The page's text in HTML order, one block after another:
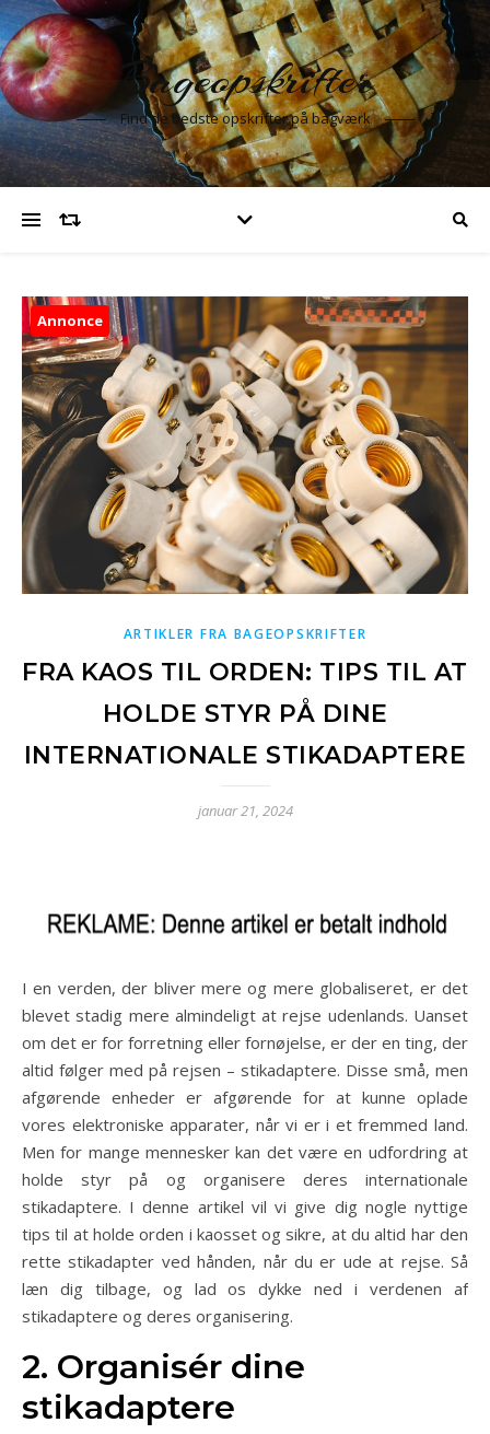
Bageopskrifter
Find de bedste opskrifter på bagværk
Annonce
ARTIKLER FRA BAGEOPSKRIFTER
FRA KAOS TIL ORDEN: TIPS TIL AT
HOLDE STYR PÅ DINE
INTERNATIONALE STIKADAPTERE
januar 21, 2024
I en verden, der bliver mere og mere globaliseret, er det
blevet stadig mere almindeligt at rejse udenlands. Uanset
om det er for forretning eller fornøjelse, er der en ting, der
altid følger med på rejsen – stikadaptere. Disse små, men
afgørende enheder er afgørende for at kunne oplade
vores elektroniske apparater, når vi er i et fremmed land.
Men for mange mennesker kan det være en udfordring at
holde styr på og organisere deres internationale
stikadaptere. I denne artikel vil vi give dig nogle nyttige
tips til at holde orden i kaosset og sikre, at du altid har den
rette stikadapter ved hånden, når du er ude at rejse. Så
læn dig tilbage, og lad os dykke ned i verdenen af
stikadaptere og deres organisering.
2. Organisér dine
stikadaptere